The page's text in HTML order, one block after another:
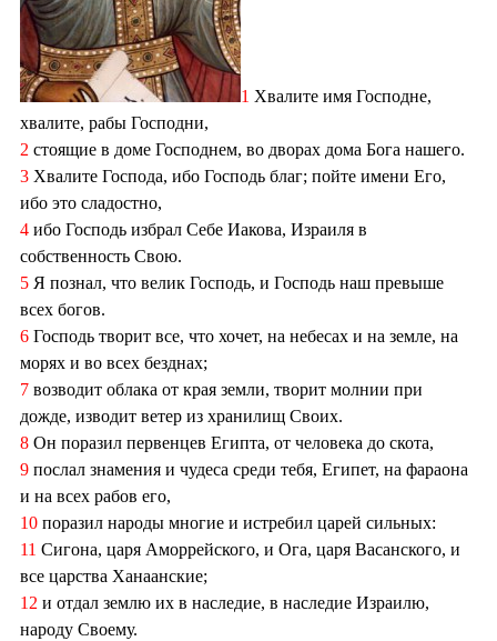
1 Хвалите имя Господне,
хвалите, рабы Господни,
2 стоящие в доме Господнем, во дворах дома Бога нашего.
3 Хвалите Господа, ибо Господь благ; пойте имени Его,
ибо это сладостно,
4 ибо Господь избрал Себе Иакова, Израиля в
собственность Свою.
5 Я познал, что велик Господь, и Господь наш превыше
всех богов.
6 Господь творит все, что хочет, на небесах и на земле, на
морях и во всех безднах;
7 возводит облака от края земли, творит молнии при
дожде, изводит ветер из хранилищ Своих.
8 Он поразил первенцев Египта, от человека до скота,
9 послал знамения и чудеса среди тебя, Египет, на фараона
и на всех рабов его,
10 поразил народы многие и истребил царей сильных:
11 Сигона, царя Аморрейского, и Ога, царя Васанского, и
все царства Ханаанские;
12 и отдал землю их в наследие, в наследие Израилю,
народу Своему.